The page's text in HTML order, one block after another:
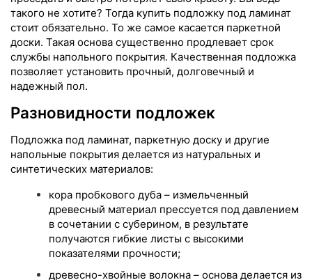
такого не хотите? Тогда купить подложку под ламинат
стоит обязательно. То же самое касается паркетной
доски. Такая основа существенно продлевает срок
службы напольного покрытия. Качественная подложка
позволяет установить прочный, долговечный и
надежный пол.
Разновидности подложек
Подложка под ламинат, паркетную доску и другие
напольные покрытия делается из натуральных и
синтетических материалов:
кора пробкового дуба – измельченный
древесный материал прессуется под давлением
в сочетании с суберином, в результате
получаются гибкие листы с высокими
показателями прочности;
древесно-хвойные волокна – основа делается из